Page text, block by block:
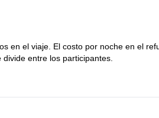
no dudes y solicita reservar
de refugio a refugio en las
en el viaje. El costo por noche en el
entre los participantes.